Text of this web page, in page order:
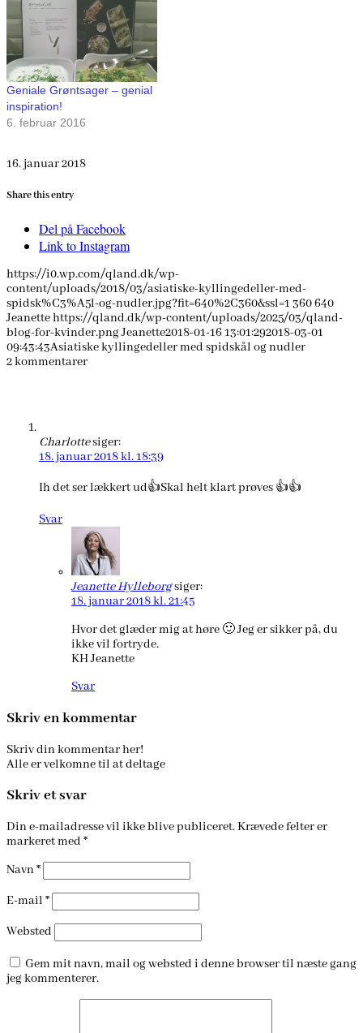
Geniale Grøntsager – genial
inspiration!
6. februar 2016
16. januar 2018
Share this entry
Del på Facebook
Link to Instagram
https://i0.wp.com/qland.dk/wp-
content/uploads/2018/03/asiatiske-kyllingedeller-med-
spidsk%C3%A5l-og-nudler.jpg?fit=640%2C360&ssl=1 360640
Jeanettehttps://qland.dk/wp-content/uploads/2025/03/qland-
blog-for-kvinder.pngJeanette2018-01-16 13:01:292018-03-01
09:43:43Asiatiske kyllingedeller med spidskål og nudler
2kommentarer
Charlottesiger:
18. januar 2018 kl. 18:39
Ih det ser lækkert ud👍Skal helt klart prøves 👍👍
Svar
Jeanette Hylleborgsiger:
18. januar 2018 kl. 21:45
Hvor det glæder mig at høre 🙂 Jeg er sikker på, du
ikke vil fortryde.
KH Jeanette
Svar
Skriv en kommentar
Skriv din kommentar her!
Alle er velkomne til at deltage
Skriv et svar
Din e-mailadresse vil ikke blive publiceret.Krævede felter er
markeret med *
Navn*
E-mail *
Websted
Gem mit navn, mail og websted i denne browser til næste gang
jeg kommenterer.